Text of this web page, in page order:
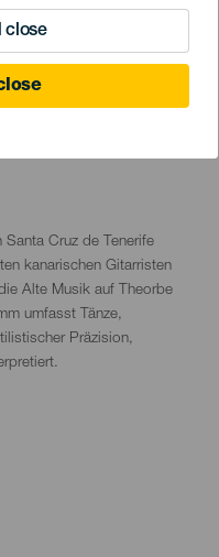
close
Cruz de Tenerife
kanarischen Gitarristen
Alte Musik auf Theorbe
umfasst Tänze,
Präzision,